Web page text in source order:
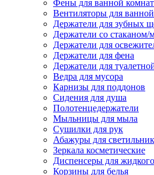
Фены для ванной
Вентиляторы для
Держатели для зубных
Держатели со
Держатели для
Держатели для фена
Держатели для
Ведра для мусора
Карнизы для поддонов
Сидения для душа
Полотенцедержатели
Мыльницы для мыла
Сушилки для рук
Абажуры для
Зеркала косметические
Диспенсеры для
Корзины для белья